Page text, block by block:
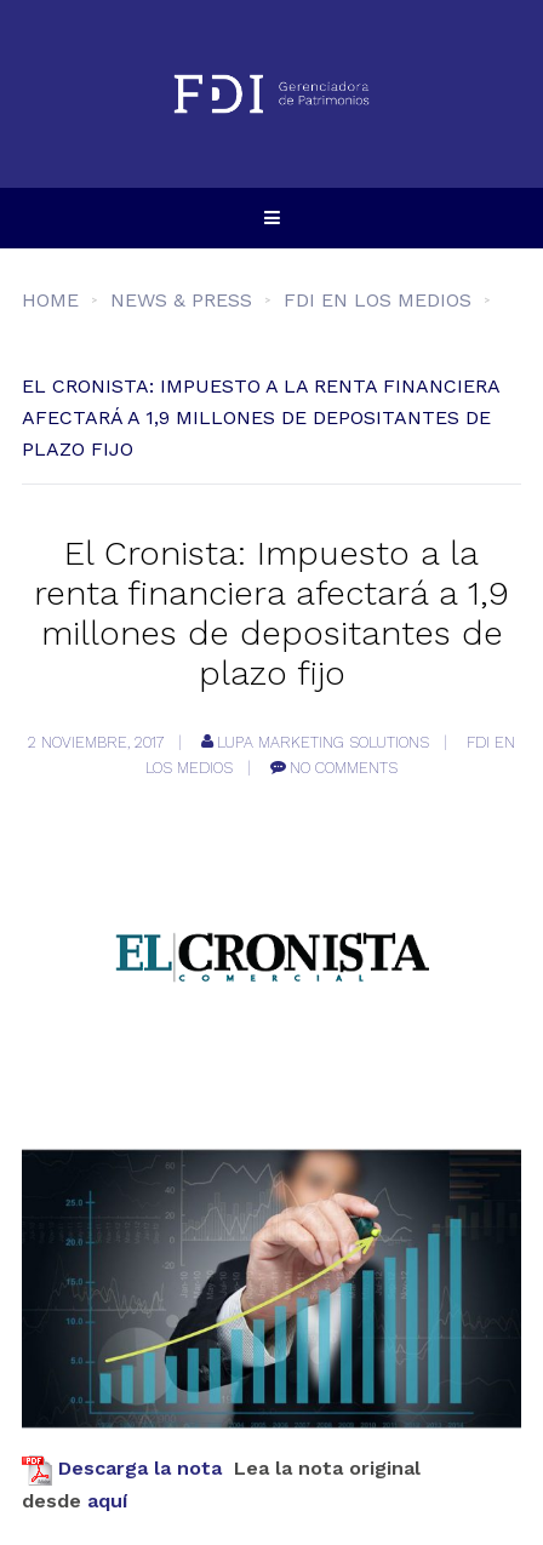
HOME NEWS & PRESS FDI EN LOS MEDIOS
EL CRONISTA: IMPUESTO A LA RENTA FINANCIERA
AFECTARÁ A 1,9 MILLONES DE DEPOSITANTES DE
PLAZO FIJO
El Cronista: Impuesto a la
renta financiera afectará a 1,9
millones de depositantes de
plazo fijo
2 NOVIEMBRE, 2017 LUPA MARKETING SOLUTIONS
FDI EN
LOS MEDIOS
NO COMMENTS
Descarga la notaLea la nota original
desde aquí